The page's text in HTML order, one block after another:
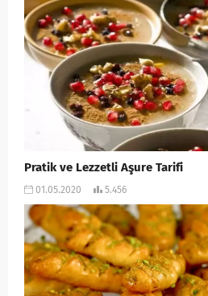
Pratik ve Lezzetli Aşure Tarifi
01.05.2020 5.456